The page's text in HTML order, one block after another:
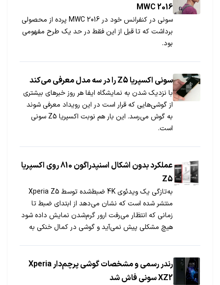
MWC 2016
سونی در کنفرانس خود در MWC 2016 پرده از محصولی
برداشت که تا قبل از این فقط در حد یک طرح مفهومی
بود.
سونی اکسپریا Z5 را در سه مدل معرفی می‌کند
با نزدیک شدن به نمایشگاه ایفا هر روز خبرهای بیشتری
از گوشی‌هایی که قرار است در این رویداد معرفی شوند
به گوش می‌رسد. این بار هم نوبت اکسپریا Z5 سونی
است.
عملکرد بدون اشکال اسنپدراگون 810 روی اکسپریا
Z5
به‌تازگی یک ویدئوی 4K ضبط‌شده توسط Xperia Z5
منتشر شده است که نشان می‌دهد از ابتدای ضبط تا
زمانی که انتظار می‌رفت ارور گرم‌شدن نمایش داده شود
هیچ مشکلی پیش نمی‌آید و گوشی در کمال خنکی به
رندر رسمی و مشخصات گوشی پرچم‌دار Xperia
XZ2 سونی فاش شد